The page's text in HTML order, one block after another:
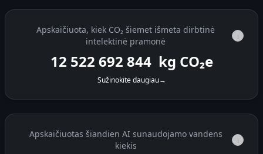
Apskaičiuota, kiek CO₂ šiemet išmeta dirbtinė
intelektinė pramonė
i
12 522 693 317 kg CO₂e
Sužinokite daugiau→
Apskaičiuotas šiandien AI sunaudojamo vandens
kiekis
i